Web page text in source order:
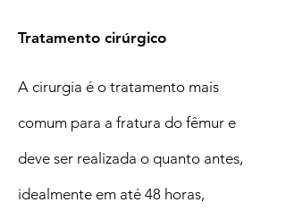
Tratamento cirúrgico
A cirurgia é o tratamento mais
comum para a fratura do fêmur e
deve ser realizada o quanto antes,
idealmente em até 48 horas,